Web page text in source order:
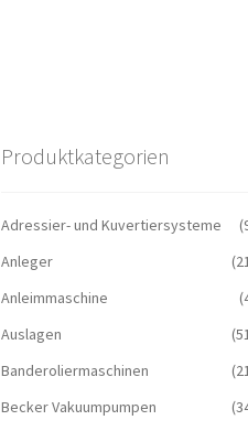
Produktkategorien
Adressier- und Kuvertiersysteme
Anleger
Anleimmaschine
Auslagen
Banderoliermaschinen
Becker Vakuumpumpen